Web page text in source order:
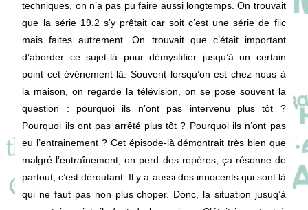
techniques, on n’a pas pu faire aussi longtemps. On trouvait
que la série 19.2 s’y prêtait car soit c’est une série de flic
mais faites autrement. On trouvait que c’était important
d’aborder ce sujet-là pour démystifier jusqu’à un certain
point cet événement-là. Souvent lorsqu’on est chez nous à
la maison, on regarde la télévision, on se pose souvent la
question : pourquoi ils n’ont pas intervenu plus tôt ?
Pourquoi ils ont pas arrêté plus tôt ? Pourquoi ils n’ont pas
eu l’entrainement ? Cet épisode-là démontrait très bien que
malgré l’entraînement, on perd des repères, ça résonne de
partout, c’est déroutant. Il y a aussi des innocents qui sont là
qui ne faut pas non plus choper. Donc, la situation jusuq’à